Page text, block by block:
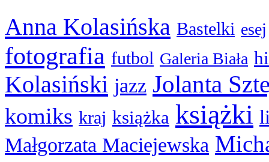
Anna Kolasińska Bastelki esej
fotografia futbol Galeria Biała
Kolasiński jazz Jolanta
komiks kraj książka książki
Małgorzata Maciejewska